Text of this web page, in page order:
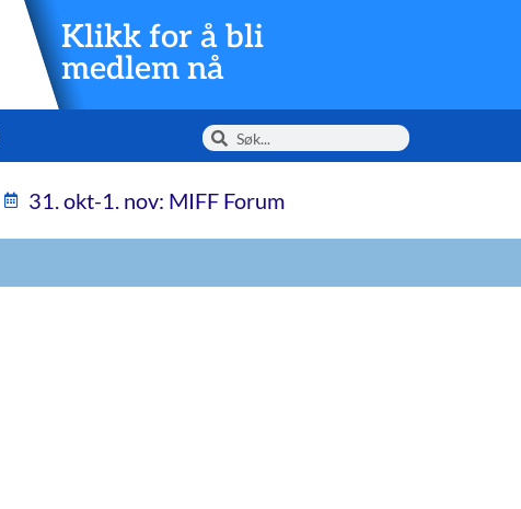
Klikk for å bli
medlem nå
31. okt-1. nov: MIFF Forum